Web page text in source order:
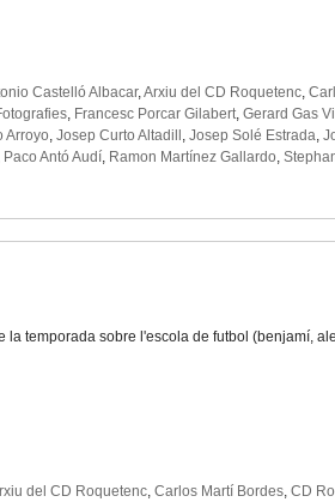
Castelló Albacar,Arxiu del CD Roquetenc,
, Francesc Porcar Gilabert, Gerard Gas
Arroyo, Josep Curto Altadill , Josep Solé Estrada,
Paco Antó Audí, Ramon Martínez Gallardo,
la temporada sobre l'escola de futbol (benjamí,
del CD Roquetenc, Carlos Martí Bordes, CD